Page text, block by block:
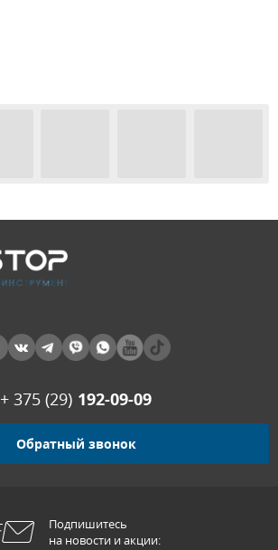
+ 375 (29) 192-09-09
Обратный звонок
Подпишитесь
на новости и акции: